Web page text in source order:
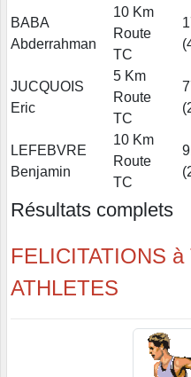
BABA
Abderrahman
10 Km
Route
TC
(
JUCQUOIS
Eric
5 Km
Route
TC
(
LEFEBVRE
Benjamin
10 Km
Route
TC
(
Résultats complets
FELICITATIONS
ATHLETES